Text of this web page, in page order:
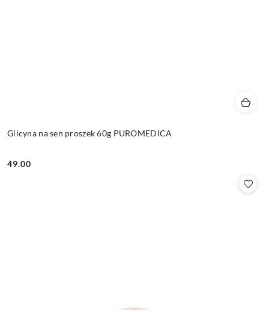
Glicyna na sen proszek 60g PUROMEDICA
Cena:
49.00